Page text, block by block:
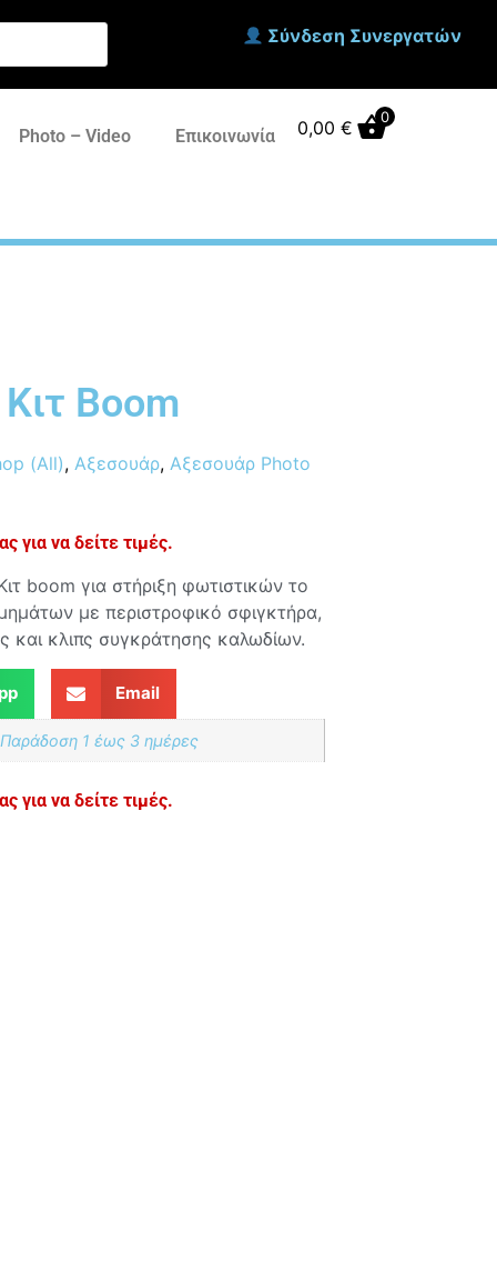
Σύνδεση Συνεργατών
Photo – Video Επικοινωνία 0,00 € 0
Boom
(All), Αξεσουάρ, Αξεσουάρ Photo
για να δείτε τιμές.
boom για στήριξη φωτιστικών το
με περιστροφικό σφιγκτήρα,
και κλιπς συγκράτησης καλωδίων.
Email
1 έως 3 ημέρες
για να δείτε τιμές.